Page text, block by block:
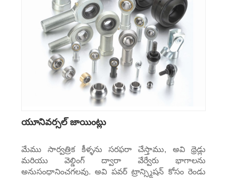
యూనివర్సల్ జాయింట్లు
మేము సార్వత్రిక కీళ్ళను సరఫరా చేస్తాము, అవి థ్రెడ్లు
మరియు వెల్డింగ్ ద్వారా వేర్వేరు భాగాలను
అనుసంధానించగలవు. అవి పవర్ ట్రాన్స్మిషన్ కోసం రెండు